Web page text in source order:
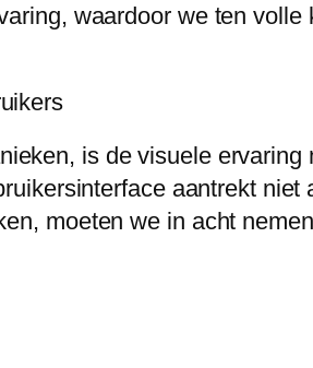
waardoor we ten
is de visuele
aantrekt
moeten we in acht